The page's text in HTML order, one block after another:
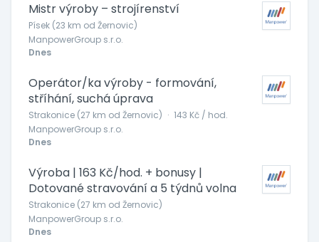
Mistr výroby – strojírenství
Písek (23 km od Žernovic)
ManpowerGroup s.r.o.
Dnes
Operátor/ka výroby - formování,
stříhání, suchá úprava
Strakonice (27 km od Žernovic) · 143 Kč / hod.
ManpowerGroup s.r.o.
Dnes
Výroba | 163 Kč/hod. + bonusy |
Dotované stravování a 5 týdnů volna
Strakonice (27 km od Žernovic)
ManpowerGroup s.r.o.
Dnes